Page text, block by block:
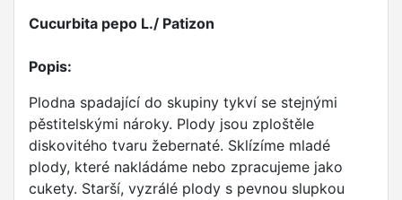
Cucurbita pepo L./ Patizon
Popis:
Plodna spadající do skupiny tykví se stejnými
pěstitelskými nároky. Plody jsou zploštěle
diskovitého tvaru žebernaté. Sklízíme mladé
plody, které nakládáme nebo zpracujeme jako
cukety. Starší, vyzrálé plody s pevnou slupkou